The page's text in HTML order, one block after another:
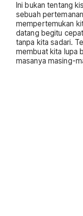
Ini bukan tentang
sebuah
mempertemukan
datang begitu
tanpa kita sadari.
membuat kita lupa
masanya masing-